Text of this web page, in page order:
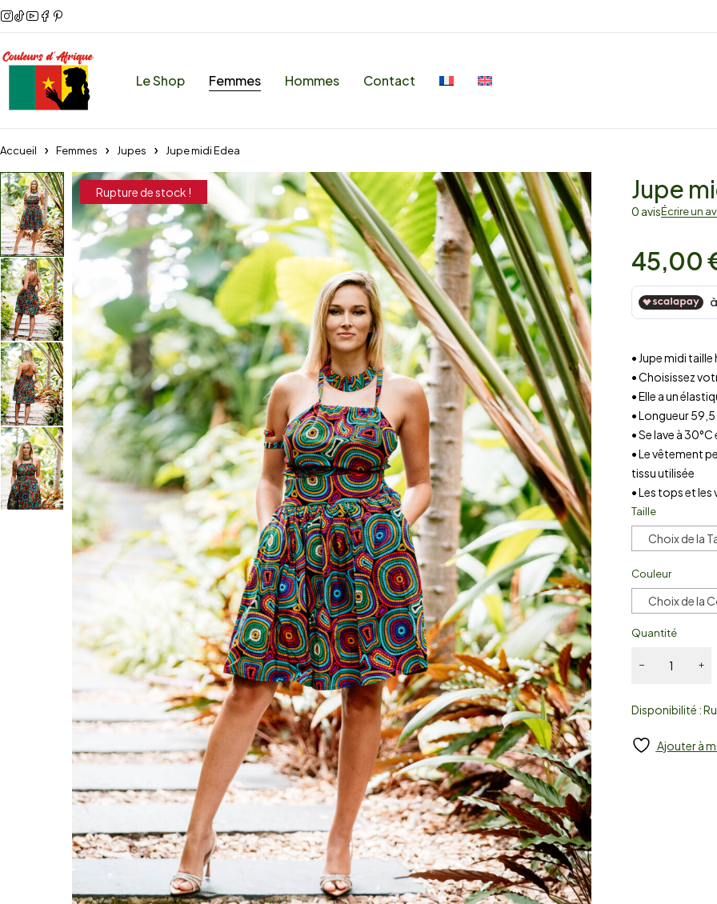
Le Shop Femmes Hommes Contact
Accueil Femmes Jupes Jupe midi Edea
Rupture de stock ! Jupe
0 avisÉcrire un
45,00
• Jupe midi
• Choisissez
• Elle a un
• Longueur
• Se lave à
• Le vêtement
tissu utilisée
• Les tops et
Taille
Choix de la
Couleur
Choix de la
Quantité
Disponibilité :
Ajouter à